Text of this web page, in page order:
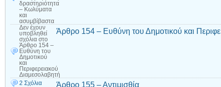
δραστηριότητα
– Κωλύματα
και
ασυμβίβαστα
Δεν έχουν
υποβληθεί
σχόλια στο
Άρθρο 154 –
Ευθύνη του
Δημοτικού
και
Περιφερειακού
Διαμεσολαβητή
Άρθρο 154 – Ευθύνη του Δημοτικού και
2 Σχόλια Άρθρο 155 – Αντιμισθία